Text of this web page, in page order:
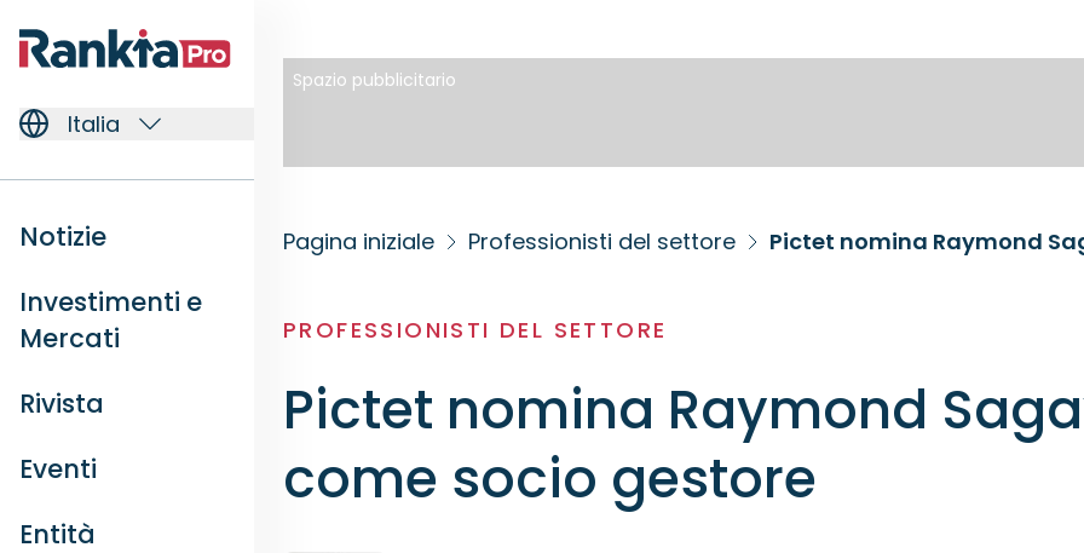
Italia
Notizie
Investimenti e
Mercati
Rivista
Eventi
Entità
Spazio pubblicitario
Pagina iniziale Professionisti del settore Pictet nomina Raymond
PROFESSIONISTI DEL SETTORE
Pictet nomina Raymond
come socio gestore